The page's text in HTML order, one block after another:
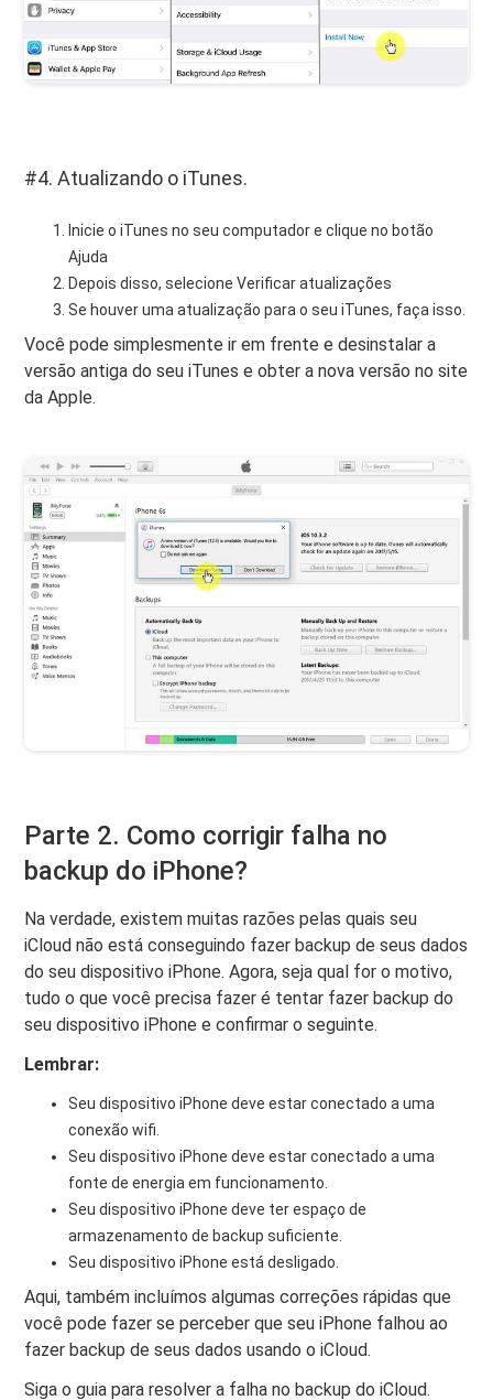
#4. Atualizando o iTunes.
Inicie o iTunes no seu computador e clique no botão
Ajuda
Depois disso, selecione Verificar atualizações
Se houver uma atualização para o seu iTunes, faça isso.
Você pode simplesmente ir em frente e desinstalar a
versão antiga do seu iTunes e obter a nova versão no site
da Apple.
Parte 2. Como corrigir falha no
backup do iPhone?
Na verdade, existem muitas razões pelas quais seu
iCloud não está conseguindo fazer backup de seus dados
do seu dispositivo iPhone. Agora, seja qual for o motivo,
tudo o que você precisa fazer é tentar fazer backup do
seu dispositivo iPhone e confirmar o seguinte.
Lembrar:
Seu dispositivo iPhone deve estar conectado a uma
conexão wifi.
Seu dispositivo iPhone deve estar conectado a uma
fonte de energia em funcionamento.
Seu dispositivo iPhone deve ter espaço de
armazenamento de backup suficiente.
Seu dispositivo iPhone está desligado.
Aqui, também incluímos algumas correções rápidas que
você pode fazer se perceber que seu iPhone falhou ao
fazer backup de seus dados usando o iCloud.
Siga o guia para resolver a falha no backup do iCloud.